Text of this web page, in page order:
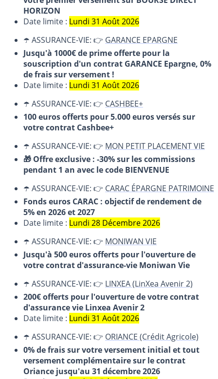
HORIZON
Date limite : Lundi 31 Août 2026
☂️ ASSURANCE-VIE: 👉 GARANCE EPARGNE
Jusqu'à 1000€ de prime offerte pour la
souscription d'un contrat GARANCE Epargne, 0%
de frais sur versement !
Date limite : Lundi 31 Août 2026
☂️ ASSURANCE-VIE: 👉 CASHBEE+
100 euros offerts pour 5.000 euros versés sur
votre contrat Cashbee+
☂️ ASSURANCE-VIE: 👉 MON PETIT PLACEMENT VIE
🎁 Offre exclusive : -30% sur les commissions
pendant 1 an avec le code BIENVENUE
☂️ ASSURANCE-VIE: 👉 CARAC ÉPARGNE PATRIMOINE
Fonds euros CARAC : objectif de rendement de
5% en 2026 et 2027
Date limite : Lundi 28 Décembre 2026
☂️ ASSURANCE-VIE: 👉 MONIWAN VIE
Jusqu'à 500 euros offerts pour l'ouverture de
votre contrat d'assurance-vie Moniwan Vie
☂️ ASSURANCE-VIE: 👉 LINXEA (LinXea Avenir 2)
200€ offerts pour l'ouverture de votre contrat
d'assurance vie Linxea Avenir 2
Date limite : Lundi 31 Août 2026
☂️ ASSURANCE-VIE: 👉 ORIANCE (Crédit Agricole)
0% de frais sur votre versement initial et tout
versement complémentaire sur le contrat
Oriance jusqu'au 31 décembre 2026